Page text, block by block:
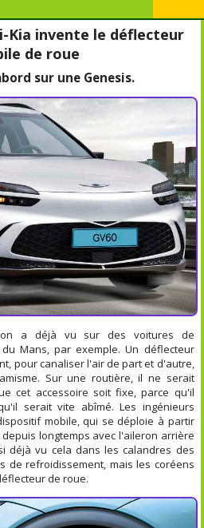
Kia invente le déflecteur
de roue
sur une Genesis.
a déjà vu sur des voitures de
Mans, par exemple. Un déflecteur
pour canaliser l'air de part et d'autre,
Sur une routière, il ne serait
cet accessoire soit fixe, parce qu'il
serait vite abîmé. Les ingénieurs
mobile, qui se déploie à partir
longtemps avec l'aileron arrière
déjà vu cela dans les calandres des
de refroidissement, mais les coréens
de roue.